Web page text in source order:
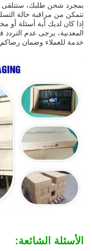
بمجرد شحن طلبك، ستتلقى
تتمكن من مراقبة حالة
إذا كان لديك أية أسئلة
المعدنية، يرجى عدم التردد
خدمة للعملاء وضمان رضاكم
الأسئلة الشائعة: